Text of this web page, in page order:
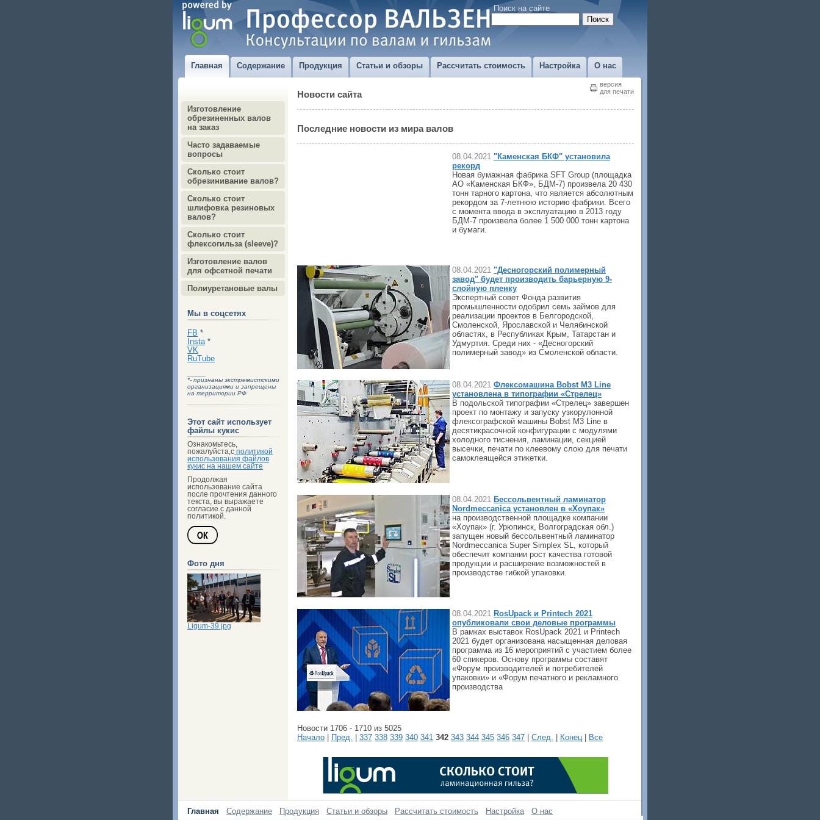
Поиск на сайте
Главная Содержание Продукция Статьи и обзоры Рассчитать стоимость Настройка О нас
Изготовление
обрезиненных валов
на заказ
Часто задаваемые
вопросы
Сколько стоит
обрезинивание валов?
Сколько стоит
шлифовка резиновых
валов?
Сколько стоит
флексогильза (sleeve)?
Изготовление валов
для офсетной печати
Полиуретановые валы
Мы в соцсетях
FB *
Insta *
VK
RuTube
*- признаны экстремистскими
организациями и запрещены
на территории РФ
Этот сайт использует
файлы кукис
Ознакомьтесь,
пожалуйста,с политикой
использования файлов
кукис на нашем сайте
Продолжая
использование сайта
после прочтения данного
текста, вы выражаете
согласие с данной
политикой.
Фото дня
Ligum-39.jpg
версия
для печати
Новости сайта
Последние новости из мира валов
08.04.2021 "Каменская БКФ" установила
рекорд
Новая бумажная фабрика SFT Group (площадка
АО «Каменская БКФ», БДМ-7) произвела 20 430
тонн тарного картона, что является абсолютным
рекордом за 7-летнюю историю фабрики. Всего
с момента ввода в эксплуатацию в 2013 году
БДМ-7 произвела более 1 500 000 тонн картона
и бумаги.
08.04.2021 "Десногорский полимерный
завод" будет производить барьерную 9-
слойную пленку
Экспертный совет Фонда развития
промышленности одобрил семь займов для
реализации проектов в Белгородской,
Смоленской, Ярославской и Челябинской
областях, в Республиках Крым, Татарстан и
Удмуртия. Среди них - «Десногорский
полимерный завод» из Смоленской области.
08.04.2021 Флексомашина Bobst M3 Line
установлена в типографии «Стрелец»
В подольской типографии «Стрелец» завершен
проект по монтажу и запуску узкорулонной
флексографской машины Bobst M3 Line в
десятикрасочной конфигурации с модулями
холодного тиснения, ламинации, секцией
высечки, печати по клеевому слою для печати
самоклеящейся этикетки.
08.04.2021 Бессольвентный ламинатор
Nordmeccanica установлен в «Хоупак»
на производственной площадке компании
«Хоупак» (г. Урюпинск, Волгоградская обл.)
запущен новый бессольвентный ламинатор
Nordmeccanica Super Simplex SL, который
обеспечит компании рост качества готовой
продукции и расширение возможностей в
производстве гибкой упаковки.
08.04.2021 RosUpack и Printech 2021
опубликовали свои деловые программы
В рамках выставок RosUpack 2021 и Printech
2021 будет организована насыщенная деловая
программа из 16 мероприятий с участием более
60 спикеров. Основу программы составят
«Форум производителей и потребителей
упаковки» и «Форум печатного и рекламного
производства
Новости 1706 - 1710 из 5025
Начало
Пред. 337 338 339 340 341 342 343 344 345 346 347 След. Конец Все
Главная Содержание Продукция Статьи и обзоры Рассчитать стоимость Настройка О нас